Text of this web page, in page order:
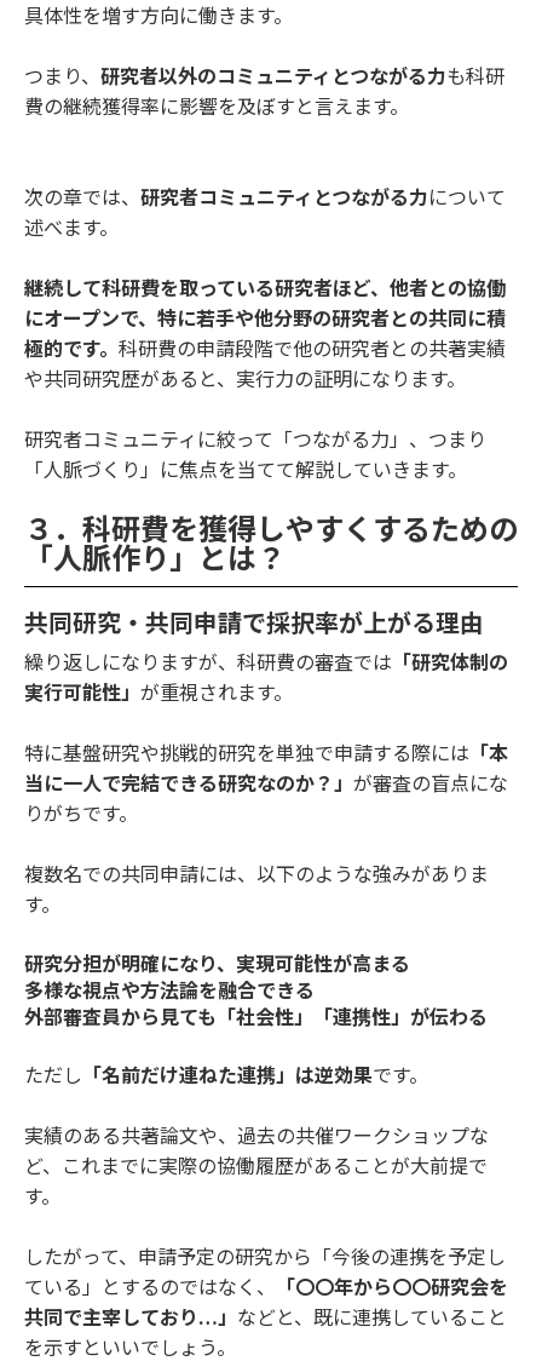
具体性を増す方向に働きます。
つまり、 研究者以外のコミュニティとつながる力も科研
費の継続獲得率に影響を及ぼすと言えます。
次の章では、 研究者コミュニティとつながる力について
述べます。
継続して科研費を取っている研究者ほど、他者との協働
にオープンで、特に若手や他分野の研究者との共同に積
極的です。 科研費の申請段階で他の研究者との共著実績
や共同研究歴があると、実行力の証明になります。
研究者コミュニティに絞って「つながる力」、つまり
「人脈づくり」に焦点を当てて解説していきます。
３．科研費を獲得しやすくするための
「人脈作り」とは？
共同研究・共同申請で採択率が上がる理由
繰り返しになりますが、科研費の審査では 「研究体制の
実行可能性」 が重視されます。
特に基盤研究や挑戦的研究を単独で申請する際には 「本
当に一人で完結できる研究なのか？」 が審査の盲点にな
りがちです。
複数名での共同申請には、以下のような強みがありま
す。
研究分担が明確になり、実現可能性が高まる
多様な視点や方法論を融合できる
外部審査員から見ても「社会性」「連携性」が伝わる
ただし 「名前だけ連ねた連携」は逆効果です。
実績のある共著論文や、過去の共催ワークショップな
ど、これまでに実際の協働履歴があることが大前提で
す。
したがって、申請予定の研究から「今後の連携を予定し
ている」とするのではなく、
「〇〇年から〇〇研究会を
共同で主宰しており…」 などと、既に連携していること
を示すといいでしょう。